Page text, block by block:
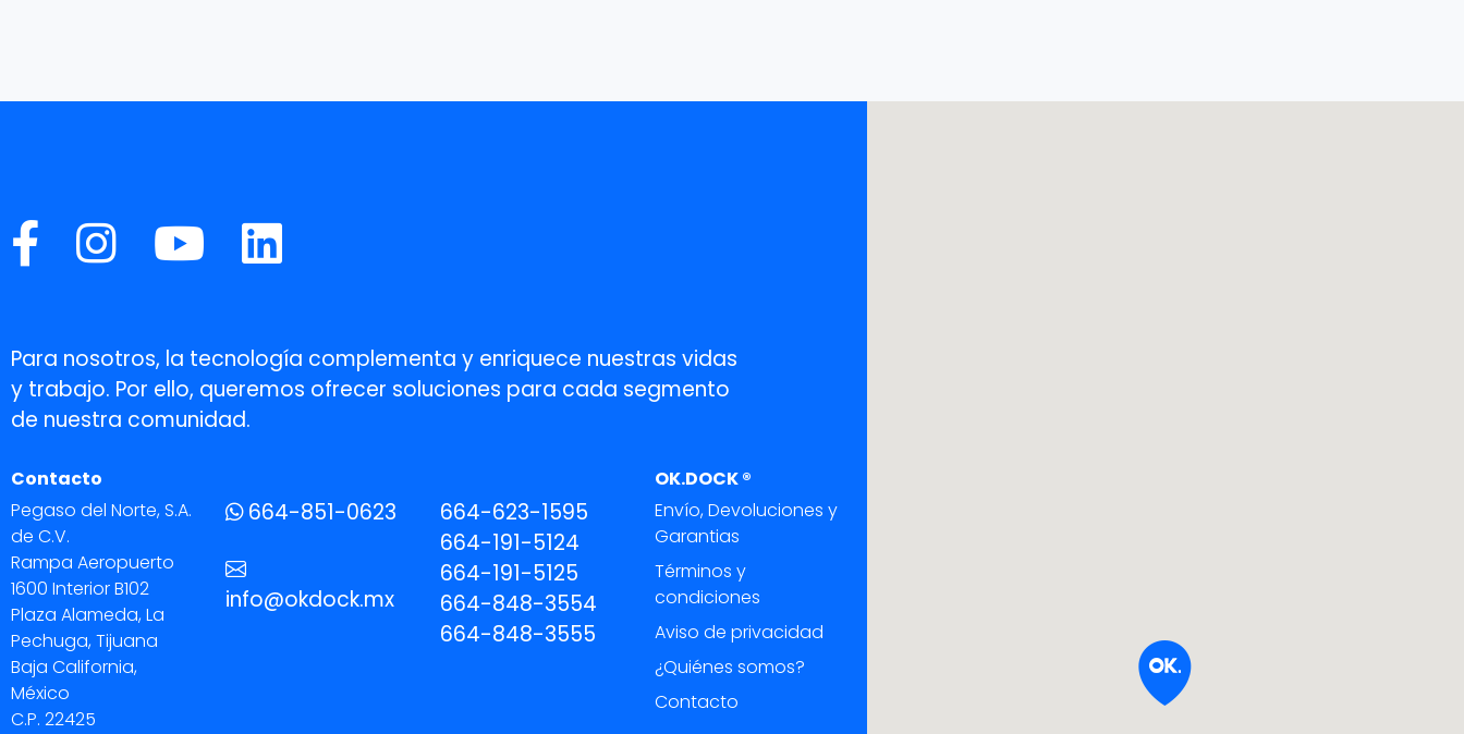
Para nosotros, la tecnología complementa y enriquece nuestras vidas
y trabajo. Por ello, queremos ofrecer soluciones para cada segmento
de nuestra comunidad.
Contacto
Pegaso del Norte, S.A.
de C.V.
Rampa Aeropuerto
1600 Interior B102
Plaza Alameda, La
Pechuga, Tijuana
Baja California,
México
C.P. 22425
664-851-0623
info@okdock.mx
664-623-1595
664-191-5124
664-191-5125
664-848-3554
664-848-3555
OK.DOCK ®
Envío, Devoluciones y
Garantias
Términos y
condiciones
Aviso de privacidad
¿Quiénes somos?
Contacto